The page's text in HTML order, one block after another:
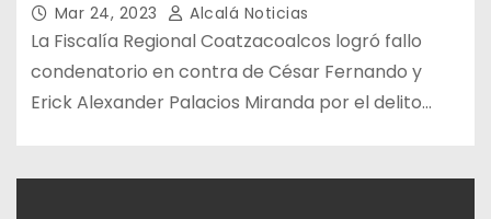
Mar 24, 2023 Alcalá Noticias
La Fiscalía Regional Coatzacoalcos logró fallo
condenatorio en contra de César Fernando y
Erick Alexander Palacios Miranda por el delito…